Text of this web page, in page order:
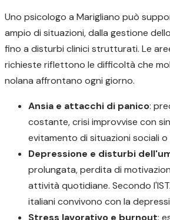
Uno psicologo a Marigliano può
ampio di situazioni, dalla gestione
fino a disturbi clinici strutturati. Le
richieste riflettono le difficoltà che
nolana affrontano ogni giorno.
Ansia e attacchi di panico:
costante, crisi improvvise con
evitamento di situazioni sociali
Depressione e disturbi
prolungata, perdita di
attività quotidiane. Secondo
italiani convivono con la
Stress lavorativo e burnout: